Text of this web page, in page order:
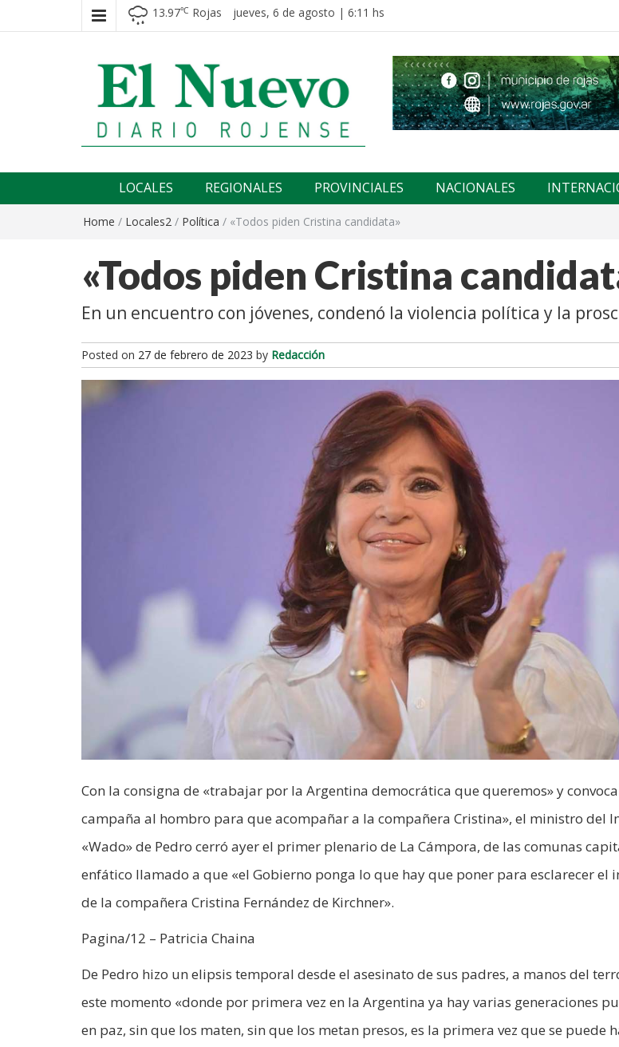
13.97℃ Rojas jueves, 6 de agosto | 6:11 hs
El nuevo rojense
LOCALES REGIONALES PROVINCIALES NACIONALES
Home / Locales2 / Política / «Todos piden Cristina candidata»
«Todos piden Cristina
En un encuentro con jóvenes, condenó la violencia política y la
Posted on 27 de febrero de 2023 by Redacción
Con la consigna de «trabajar por la Argentina democrática que queremos» y
campaña al hombro para que acompañar a la compañera Cristina», el ministro del
«Wado» de Pedro cerró ayer el primer plenario de La Cámpora, de las comunas
enfático llamado a que «el Gobierno ponga lo que hay que poner para esclarecer el
de la compañera Cristina Fernández de Kirchner».
Pagina/12 – Patricia Chaina
De Pedro hizo un elipsis temporal desde el asesinato de sus padres, a manos del
este momento «donde por primera vez en la Argentina ya hay varias generaciones
en paz, sin que los maten, sin que los metan presos, es la primera vez que se puede